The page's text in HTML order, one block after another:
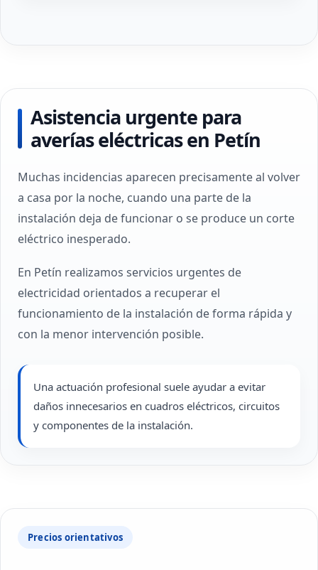
Asistencia urgente para
averías eléctricas en Petín
Muchas incidencias aparecen precisamente al volver
a casa por la noche, cuando una parte de la
instalación deja de funcionar o se produce un corte
eléctrico inesperado.
En Petín realizamos servicios urgentes de
electricidad orientados a recuperar el
funcionamiento de la instalación de forma rápida y
con la menor intervención posible.
Una actuación profesional suele ayudar a evitar
daños innecesarios en cuadros eléctricos, circuitos
y componentes de la instalación.
Precios orientativos